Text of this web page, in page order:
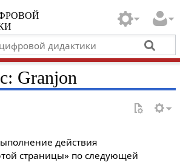
Granjon
действия
страницы» по следующей